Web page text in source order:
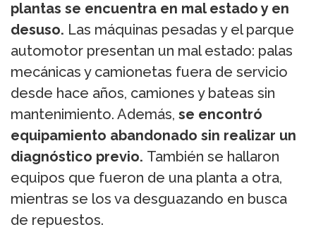
plantas se encuentra en mal estado y en
desuso. Las máquinas pesadas y el parque
automotor presentan un mal estado: palas
mecánicas y camionetas fuera de servicio
desde hace años, camiones y bateas sin
mantenimiento. Además, se encontró
equipamiento abandonado sin realizar un
diagnóstico previo. También se hallaron
equipos que fueron de una planta a otra,
mientras se los va desguazando en busca
de repuestos.